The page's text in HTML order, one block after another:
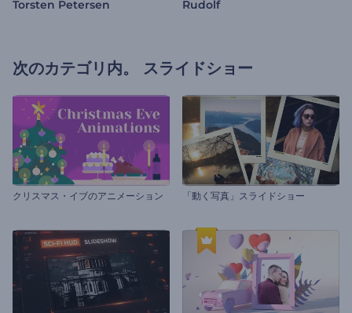
Torsten Petersen Rudolf
次のカテゴリ内。 スライドショー
クリスマス・イブのアニメーション 「動く写真」スライドショー